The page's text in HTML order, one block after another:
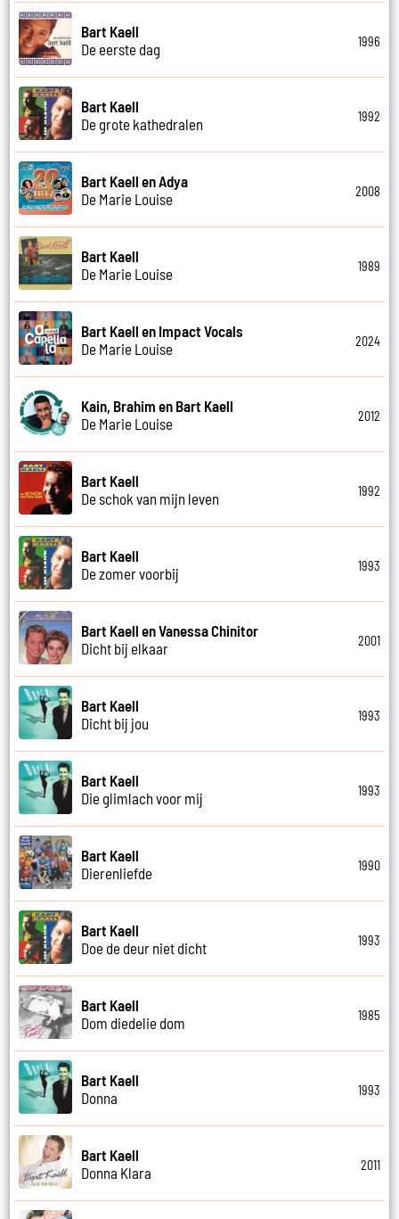
Bart Kaell
De eerste dag
1996
Bart Kaell
De grote kathedralen
1992
Bart Kaell en Adya
De Marie Louise
2008
Bart Kaell
De Marie Louise
1989
Bart Kaell en Impact Vocals
De Marie Louise
2024
Kain, Brahim en Bart Kaell
De Marie Louise
2012
Bart Kaell
De schok van mijn leven
1992
Bart Kaell
De zomer voorbij
1993
Bart Kaell en Vanessa Chinitor
Dicht bij elkaar
2001
Bart Kaell
Dicht bij jou
1993
Bart Kaell
Die glimlach voor mij
1993
Bart Kaell
Dierenliefde
1990
Bart Kaell
Doe de deur niet dicht
1993
Bart Kaell
Dom diedelie dom
1985
Bart Kaell
Donna
1993
Bart Kaell
Donna Klara
2011